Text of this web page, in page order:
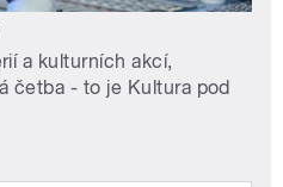
a kulturních akcí,
četba - to je Kultura pod